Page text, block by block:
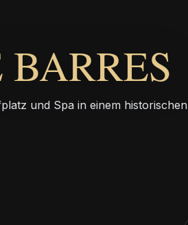
und Spa in einem historischen